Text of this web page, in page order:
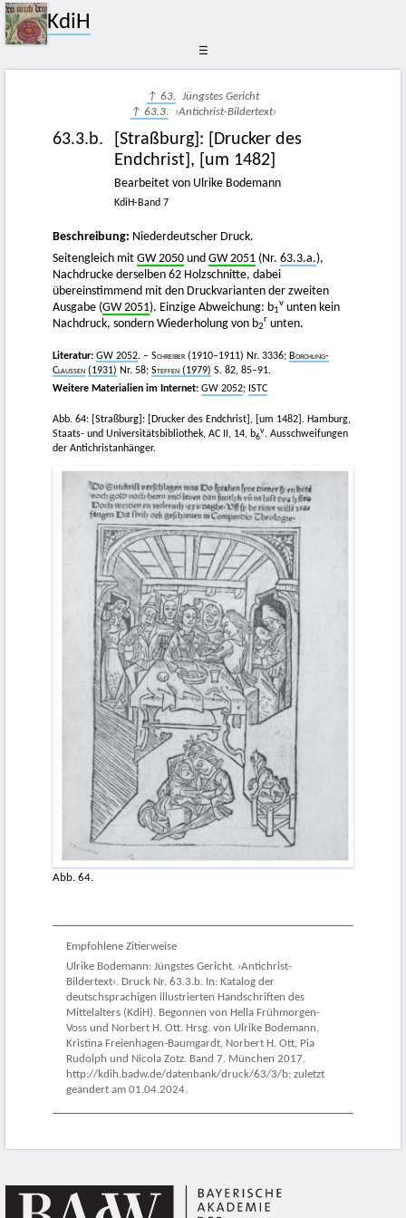
KdiH
☰
↑ 63. Jüngstes Gericht
↑ 63.3. ›Antichrist-Bildertext‹
63.3.b. [Straßburg] : [Drucker des
Endchrist] , [um 1482]
Bearbeitet von Ulrike Bodemann
KdiH-Band 7
Beschreibung: Niederdeutscher Druck.
Seitengleich mit GW 2050 und GW 2051 (Nr. 63.3.a.),
Nachdrucke derselben 62 Holzschnitte, dabei
übereinstimmend mit den Druckvarianten der zweiten
Ausgabe (GW 2051). Einzige Abweichung: b1
v unten kein
Nachdruck, sondern Wiederholung von b2
r unten.
Literatur: GW 2052. – Schreiber (1910–1911) Nr. 3336; Borchling-
Claussen (1931) Nr. 58; Steffen (1979) S. 82, 85–91.
Weitere Materialien im Internet: GW 2052; ISTC
Abb. 64: [Straßburg]: [Drucker des Endchrist], [um 1482]. Hamburg,
Staats- und Universitätsbibliothek, AC II, 14, b6
v. Ausschweifungen
der Antichristanhänger.
Abb. 64.
Empfohlene Zitierweise
Ulrike Bodemann: Jüngstes Gericht. ›Antichrist-
Bildertext‹. Druck Nr. 63.3.b. In: Katalog der
deutschsprachigen illustrierten Handschriften des
Mittelalters (KdiH). Begonnen von Hella Frühmorgen-
Voss und Norbert H. Ott. Hrsg. von Ulrike Bodemann,
Kristina Freienhagen-Baumgardt, Norbert H. Ott, Pia
Rudolph und Nicola Zotz. Band 7. München 2017.
http://kdih.badw.de/datenbank/druck/63/3/b; zuletzt
geändert am 01.04.2024.